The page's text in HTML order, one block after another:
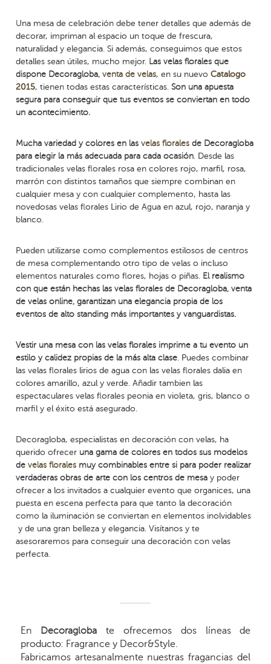
Una mesa de celebración debe tener detalles que además de
decorar, impriman al espacio un toque de frescura,
naturalidad y elegancia. Si además, conseguimos que estos
detalles sean útiles, mucho mejor. Lasvelas florales que
dispone Decoragloba,venta de velas, en su nuevoCatalogo
2015, tienen todas estas características.Son una apuesta
segura para conseguir que tus eventos se conviertan en todo
un acontecimiento.
Mucha variedad y colores en lasvelas florales de Decoragloba
para elegir la más adecuada para cada ocasión . Desde las
tradicionales velas florales rosa en colores rojo, marfil, rosa,
marrón con distintos tamaños que siempre combinan en
cualquier mesa y con cualquier complemento, hasta las
novedosas velas florales Lirio de Agua en azul, rojo, naranja y
blanco.
Pueden utilizarse como complementos estilosos de centros
de mesa complementando otro tipo de velas o incluso
elementos naturales como flores, hojas o piñas. El realismo
con que están hechas las velas florales de Decoragloba, venta
de velas online, garantizan una elegancia propia de los
eventos de alto standing más importantes y vanguardistas.
Vestir una mesa con las velas florales imprime a tu evento un
estilo y calidez propias de la más alta clase . Puedes combinar
las velas florales lirios de agua con las velas florales dalia en
colores amarillo, azul y verde. Añadir tambien las
espectaculares velas florales peonia en violeta, gris, blanco o
marfil y el éxito está asegurado.
Decoragloba, especialistas en decoración con velas, ha
querido ofrecer una gama de colores en todos sus modelos
develas florales muy combinables entre si para poder realizar
verdaderas obras de arte con los centros de mesa y poder
ofrecer a los invitados a cualquier evento que organices, una
puesta en escena perfecta para que tanto la decoración
como la iluminación se conviertan en elementos inolvidables
y de una gran belleza y elegancia. Visítanos y te
asesoraremos para conseguir una decoración con velas
perfecta.
En Decoragloba te ofrecemos dos líneas de
producto: Fragrance y Decor&Style.
Fabricamos artesanalmente nuestras fragancias del